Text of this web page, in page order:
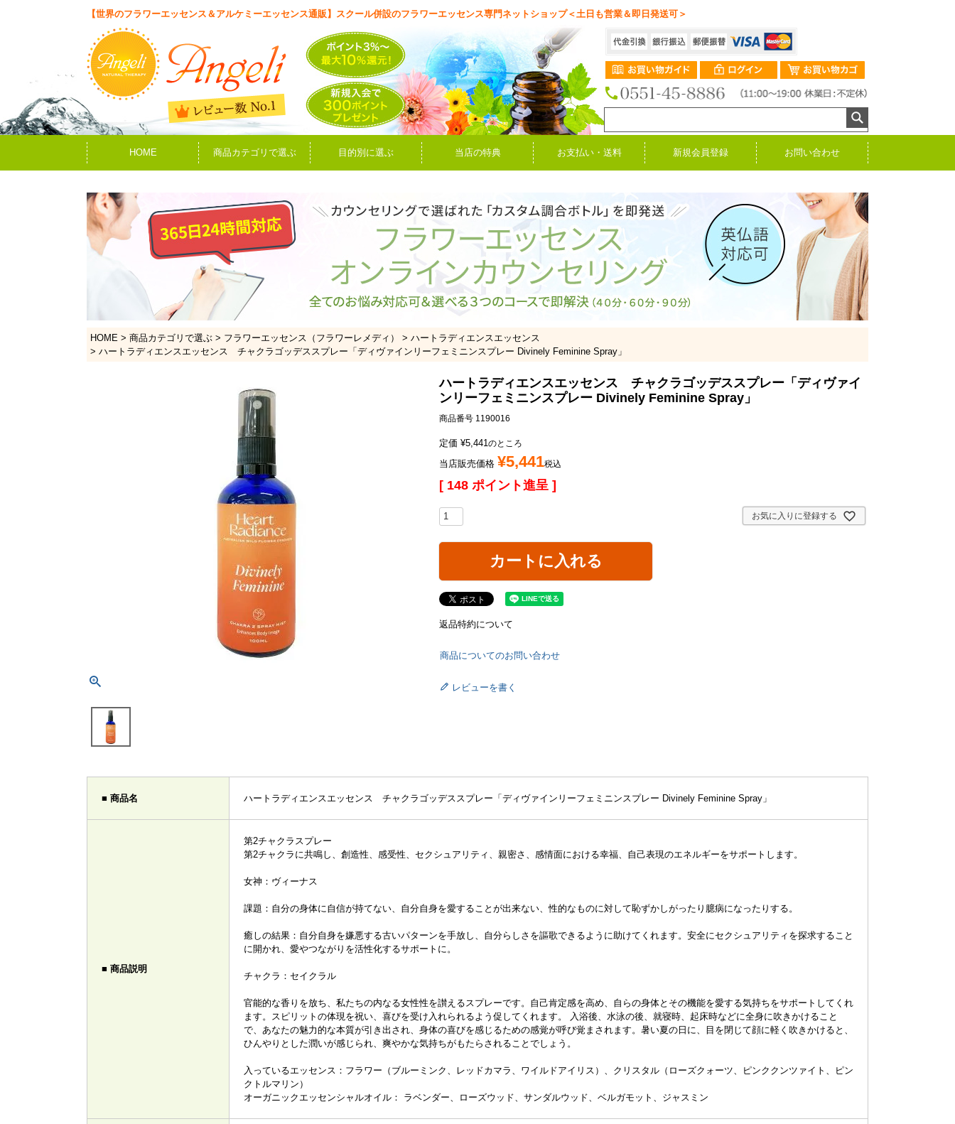
【世界のフラワーエッセンス＆アルケミーエッセンス通販】スクール併設のフラワーエッセンス専門ネットショップ＜土日も営業＆即日発送可＞
HOME 商品カテゴリで選ぶ 目的別に選ぶ 当店の特典 お支払い・送料 新規会員登録 お問い合わせ
HOME 商品カテゴリで選ぶ フラワーエッセンス（フラワーレメディ）
ハートラディエンスエッセンス
ハートラディエンスエッセンス チャクラゴッデススプレー「ディヴァインリーフェミニンスプレー Divinely Feminine Spray」
ハートラディエンスエッセンス チャクラゴッデススプレー「ディヴァイ
ンリーフェミニンスプレー Divinely Feminine Spray」
商品番号 1190016
定価 ¥5,441のところ
当店販売価格 ¥5,441税込
[ 148 ポイント進呈 ]
お気に入りに登録する
カートに入れる
返品特約について
商品についてのお問い合わせ
レビューを書く
■ 商品名 ハートラディエンスエッセンス チャクラゴッデススプレー「ディヴァインリーフェミニンスプレー Divinely Feminine Spray」
■ 商品説明
第2チャクラスプレー
第2チャクラに共鳴し、創造性、感受性、セクシュアリティ、親密さ、感情面における幸福、自己表現のエネルギーをサポートします。
女神：ヴィーナス
課題：自分の身体に自信が持てない、自分自身を愛することが出来ない、性的なものに対して恥ずかしがったり臆病になったりする。
癒しの結果：自分自身を嫌悪する古いパターンを手放し、自分らしさを謳歌できるように助けてくれます。安全にセクシュアリティを探求すること
に開かれ、愛やつながりを活性化するサポートに。
チャクラ：セイクラル
官能的な香りを放ち、私たちの内なる女性性を讃えるスプレーです。自己肯定感を高め、自らの身体とその機能を愛する気持ちをサポートしてくれ
ます。スピリットの体現を祝い、喜びを受け入れられるよう促してくれます。 入浴後、水泳の後、就寝時、起床時などに全身に吹きかけること
で、あなたの魅力的な本質が引き出され、身体の喜びを感じるための感覚が呼び覚まされます。暑い夏の日に、目を閉じて顔に軽く吹きかけると、
ひんやりとした潤いが感じられ、爽やかな気持ちがもたらされることでしょう。
入っているエッセンス：フラワー（ブルーミンク、レッドカマラ、ワイルドアイリス）、クリスタル（ローズクォーツ、ピンククンツァイト、ピン
クトルマリン）
オーガニックエッセンシャルオイル： ラベンダー、ローズウッド、サンダルウッド、ベルガモット、ジャスミン